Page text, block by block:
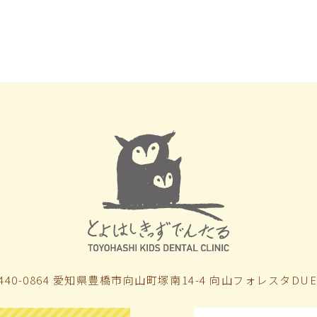
0864 愛知県豊橋市向山町塚南14-4 向山フォレスタ